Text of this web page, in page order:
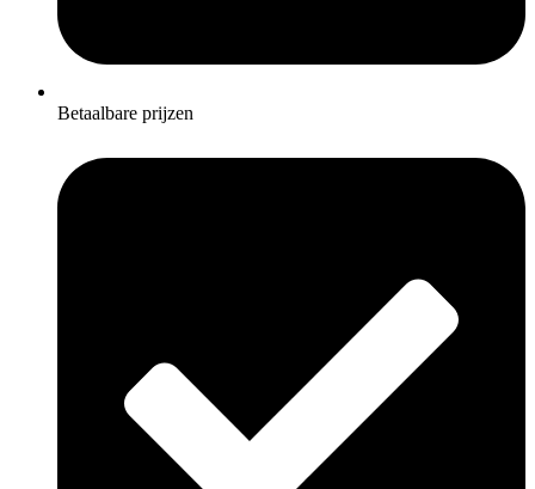
Betaalbare prijzen